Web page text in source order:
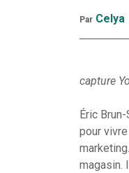
Par Celya
capture
Éric
pour vivre
magasin.